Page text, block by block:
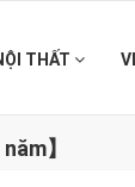
THẤT
】